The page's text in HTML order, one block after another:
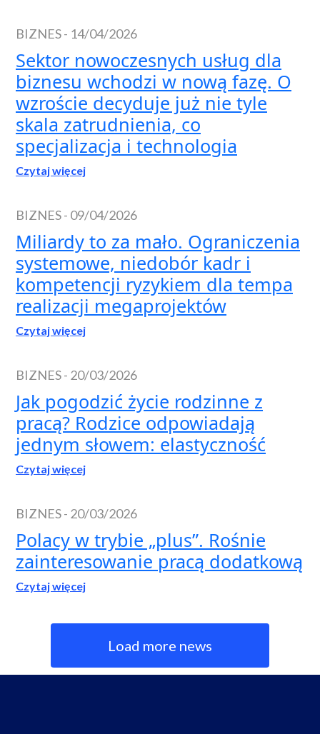
BIZNES- 14/04/2026
Sektor nowoczesnych usług dla
biznesu wchodzi w nową fazę. O
wzroście decyduje już nie tyle
skala zatrudnienia, co
specjalizacja i technologia
Czytaj więcej
BIZNES- 09/04/2026
Miliardy to za mało. Ograniczenia
systemowe, niedobór kadr i
kompetencji ryzykiem dla tempa
realizacji megaprojektów
Czytaj więcej
BIZNES- 20/03/2026
Jak pogodzić życie rodzinne z
pracą? Rodzice odpowiadają
jednym słowem: elastyczność
Czytaj więcej
BIZNES- 20/03/2026
Polacy w trybie „plus”. Rośnie
zainteresowanie pracą dodatkową
Czytaj więcej
Load more news